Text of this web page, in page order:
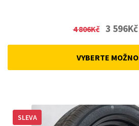
4 806Kč Original
3 596Kč
VYBERTE
SLEVA